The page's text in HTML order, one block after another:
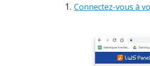
1.Connectez-vous à